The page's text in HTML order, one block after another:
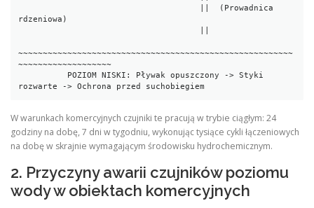
rdzeniowa)
~~~~~~~~~~~~~~~~~~~~~~~~~~~~~~~~~~~~~~~~~~~~~~~~~~~~~~~~
~~~~~~~~~~~~~~~~~~~
W warunkach komercyjnych czujniki te pracują w trybie ciągłym: 24
godziny na dobę, 7 dni w tygodniu, wykonując tysiące cykli łączeniowych
na dobę w skrajnie wymagającym środowisku hydrochemicznym.
2. Przyczyny awarii czujników poziomu
wody w obiektach komercyjnych